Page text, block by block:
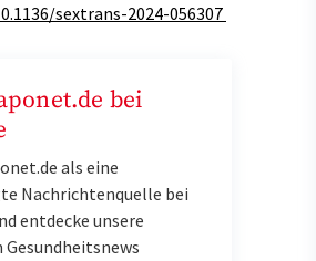
sextrans-2024-056307
bei
als eine
Nachrichtenquelle bei
entdecke unsere